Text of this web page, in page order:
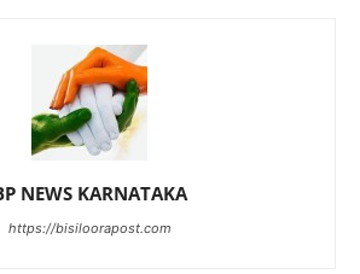
NEWS KARNATAKA
https://bisiloorapost.com